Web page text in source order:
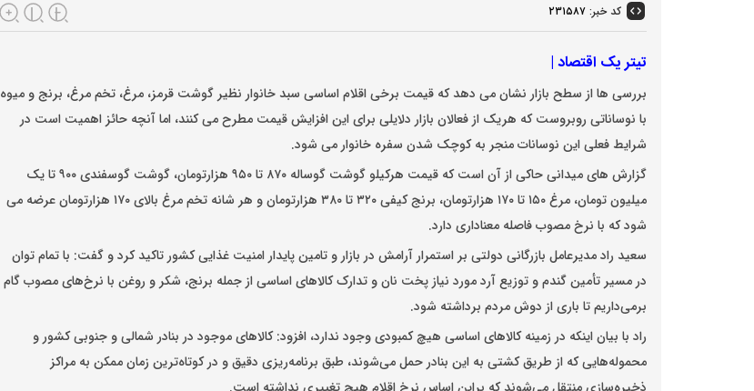
کد خبر: ۲۳۱۵۸۷
تیتر یک اقتصاد |
بررسی ها از سطح بازار نشان می دهد که قیمت برخی اقلام اساسی سبد خانوار نظیر گوشت قرمز، مرغ، تخم مرغ، برنج و میوه
با نوساناتی روبروست که هریک از فعالان بازار دلایلی برای این افزایش قیمت مطرح می کنند، اما آنچه حائز اهمیت است در
شرایط فعلی این نوسانات منجر به کوچک شدن سفره خانوار می شود.
گزارش های میدانی حاکی از آن است که قیمت هرکیلو گوشت گوساله ۸۷۰ تا ۹۵۰ هزارتومان، گوشت گوسفندی ۹۰۰ تا یک
میلیون تومان، مرغ ۱۵۰ تا ۱۷۰ هزارتومان، برنج کیفی ۳۲۰ تا ۳۸۰ هزارتومان و هر شانه تخم مرغ بالای ۱۷۰ هزارتومان عرضه می
شود که با نرخ مصوب فاصله معناداری دارد.
سعید راد مدیرعامل بازرگانی دولتی بر استمرار آرامش در بازار و تامین پایدار امنیت غذایی کشور تاکید کرد و گفت: با تمام توان
در مسیر تأمین گندم و توزیع آرد مورد نیاز پخت نان و تدارک کالاهای اساسی از جمله برنج، شکر و روغن با نرخ‌های مصوب گام
برمی‌داریم تا باری از دوش مردم برداشته شود.
راد با بیان اینکه در زمینه کالاهای اساسی هیچ کمبودی وجود ندارد، افزود: کالاهای موجود در بنادر شمالی و جنوبی کشور و
محموله‌هایی که از طریق کشتی به این بنادر حمل می‌شوند، طبق برنامه‌ریزی دقیق و در کوتاه‌ترین زمان ممکن به مراکز